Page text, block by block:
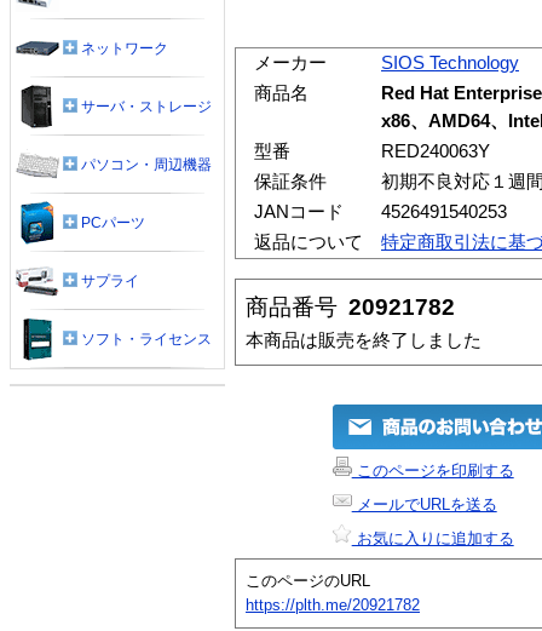
メーカー
SIOS Technology
商品名
Red Hat
x86、AMD64、
型番
RED240063Y
保証条件
初期不良対応１週
JANコード
4526491540253
返品について
特定商取引法に基
商品番号 20921782
本商品は販売を終了しました
このページを印刷する
メールでURLを送る
お気に入りに追加する
このページのURL
https://plth.me/20921782
ネットワーク
サーバ・ストレージ
パソコン・周辺機器
PCパーツ
サプライ
ソフト・ライセンス